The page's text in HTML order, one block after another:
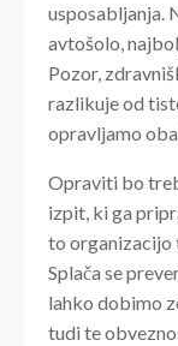
usposabljanja.
avtošolo,
Pozor,
razlikuje od
opravljamo
Opraviti bo
izpit, ki ga
to organizacijo
Splača se
lahko dobimo
tudi te